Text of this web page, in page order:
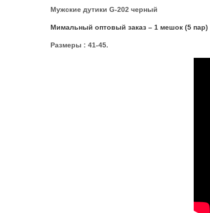
Мужские дутики G-202 черный
Мимальный оптовый заказ – 1 мешок (5 пар)
Размеры : 41-45.